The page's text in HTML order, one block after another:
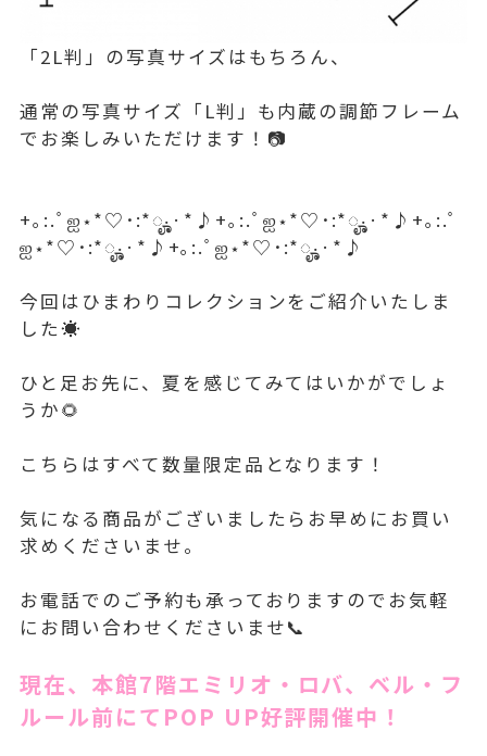
「2L判」の写真サイズはもちろん、
通常の写真サイズ「L判」も内蔵の調節フレーム
でお楽しみいただけます！📷
+｡:.ﾟஐ⋆*♡･:*ೄ‧͙·*♪+｡:.ﾟஐ⋆*♡･:*ೄ‧͙·*♪+｡:.ﾟ
ஐ⋆*♡･:*ೄ‧͙·*♪+｡:.ﾟஐ⋆*♡･:*ೄ‧͙·*♪
今回はひまわりコレクションをご紹介いたしま
した☀️
ひと足お先に、夏を感じてみてはいかがでしょ
うか🌻
こちらはすべて数量限定品となります！
気になる商品がございましたらお早めにお買い
求めくださいませ。
お電話でのご予約も承っておりますのでお気軽
にお問い合わせくださいませ📞
現在、本館7階エミリオ・ロバ、ベル・フ
ルール前にてPOP UP好評開催中！